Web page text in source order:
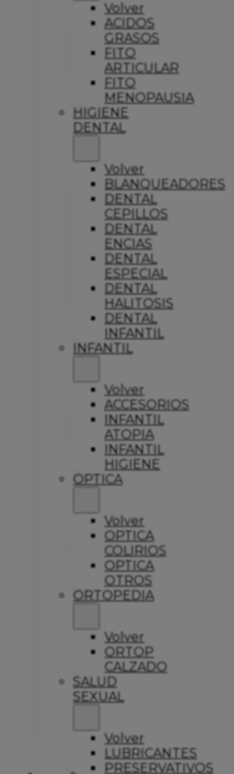
Volver
ACIDOS
GRASOS
FITO
ARTICULAR
FITO
MENOPAUSIA
HIGIENE
DENTAL
Volver
BLANQUEADORES
DENTAL
CEPILLOS
DENTAL
ENCIAS
DENTAL
ESPECIAL
DENTAL
HALITOSIS
DENTAL
INFANTIL
INFANTIL
Volver
ACCESORIOS
INFANTIL
ATOPIA
INFANTIL
HIGIENE
OPTICA
Volver
OPTICA
COLIRIOS
OPTICA
OTROS
ORTOPEDIA
Volver
ORTOP
CALZADO
SALUD
SEXUAL
Volver
LUBRICANTES
PRESERVATIVOS